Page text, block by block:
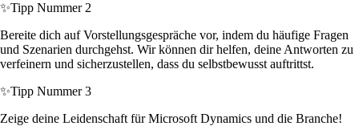
✨Tipp Nummer 2
Bereite dich auf Vorstellungsgespräche vor, indem du häufige Fragen
und Szenarien durchgehst. Wir können dir helfen, deine Antworten zu
verfeinern und sicherzustellen, dass du selbstbewusst auftrittst.
✨Tipp Nummer 3
Zeige deine Leidenschaft für Microsoft Dynamics und die Branche!